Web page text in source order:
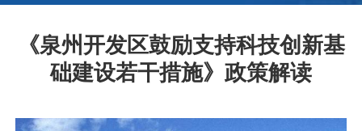
《泉州开发区鼓励支持科技创新基
础建设若干措施》政策解读